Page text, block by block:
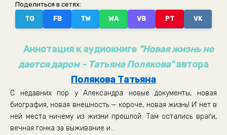
Поделиться в сетях:
TG
FB TW WA VB PT VK
Аннотация к аудиокниге "Новая жизнь не
дается даром - Татьяна Полякова"автора
Полякова Татьяна
С недавних пор у Александра новые документы, новая
биография, новая внешность — короче, новая жизнь! И нет в
ней места ничему из жизни прошлой. Там остались враги,
вечная гонка за выживание и…